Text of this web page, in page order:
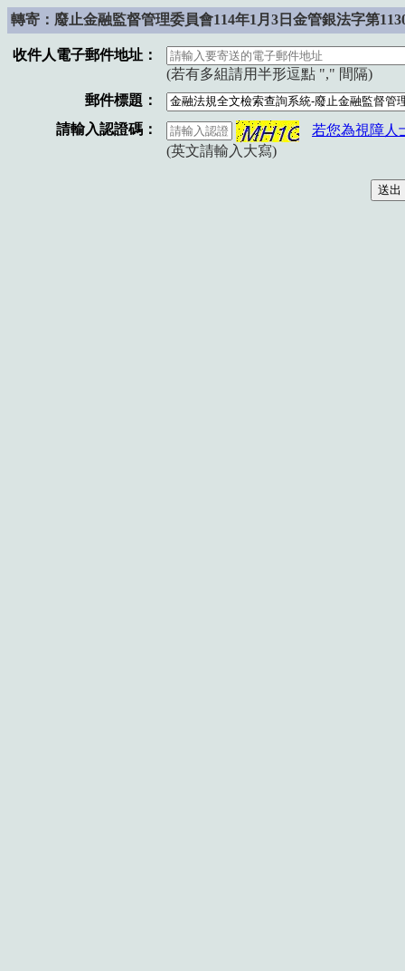
轉寄：廢止金融監督管理委員會114年1月3日金管銀法字第
收件人電子郵件地址：
(若有多組請用半形逗點 "," 間隔)
郵件標題：
請輸入認證碼：
若您為視障人
(英文請輸入大寫)